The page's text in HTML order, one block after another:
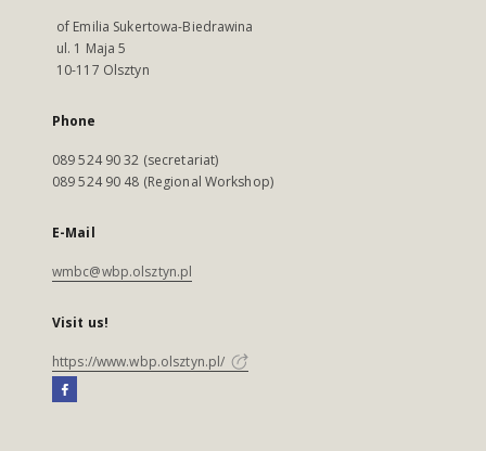
of Emilia Sukertowa-Biedrawina
ul. 1 Maja 5
10-117 Olsztyn
Phone
089 524 90 32 (secretariat)
089 524 90 48 (Regional Workshop)
E-Mail
wmbc@wbp.olsztyn.pl
Visit us!
https://www.wbp.olsztyn.pl/